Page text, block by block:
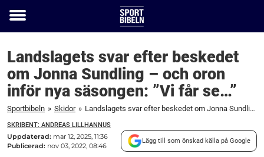
Toggle
Landslagets svar efter beskedet
om Jonna Sundling – och oron
inför nya säsongen: ”Vi får se…”
Sportbibeln » Skidor » Landslagets svar efter beskedet om Jonna Sundling – och oron inför nya säsongen: ”Vi får se…”
SKRIBENT: ANDREAS LILLHANNUS
Uppdaterad: mar 12, 2025, 11:36
Publicerad: nov 03, 2022, 08:46
Lägg till som önskad källa på Google